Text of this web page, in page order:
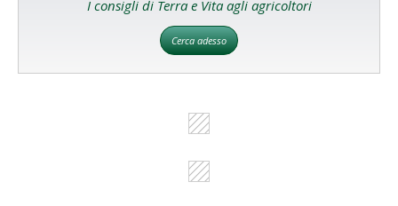
I consigli di Terra e Vita agli agricoltori
Cerca adesso